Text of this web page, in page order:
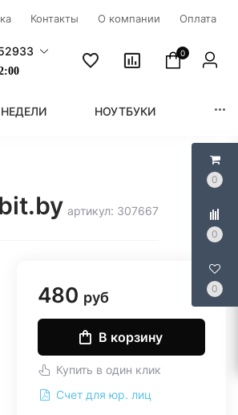
0
0
0
Контакты О компании Оплата
0
НОУТБУКИ
артикул: 307667
480 руб
В корзину
Купить в один клик
Счет для юр. лиц